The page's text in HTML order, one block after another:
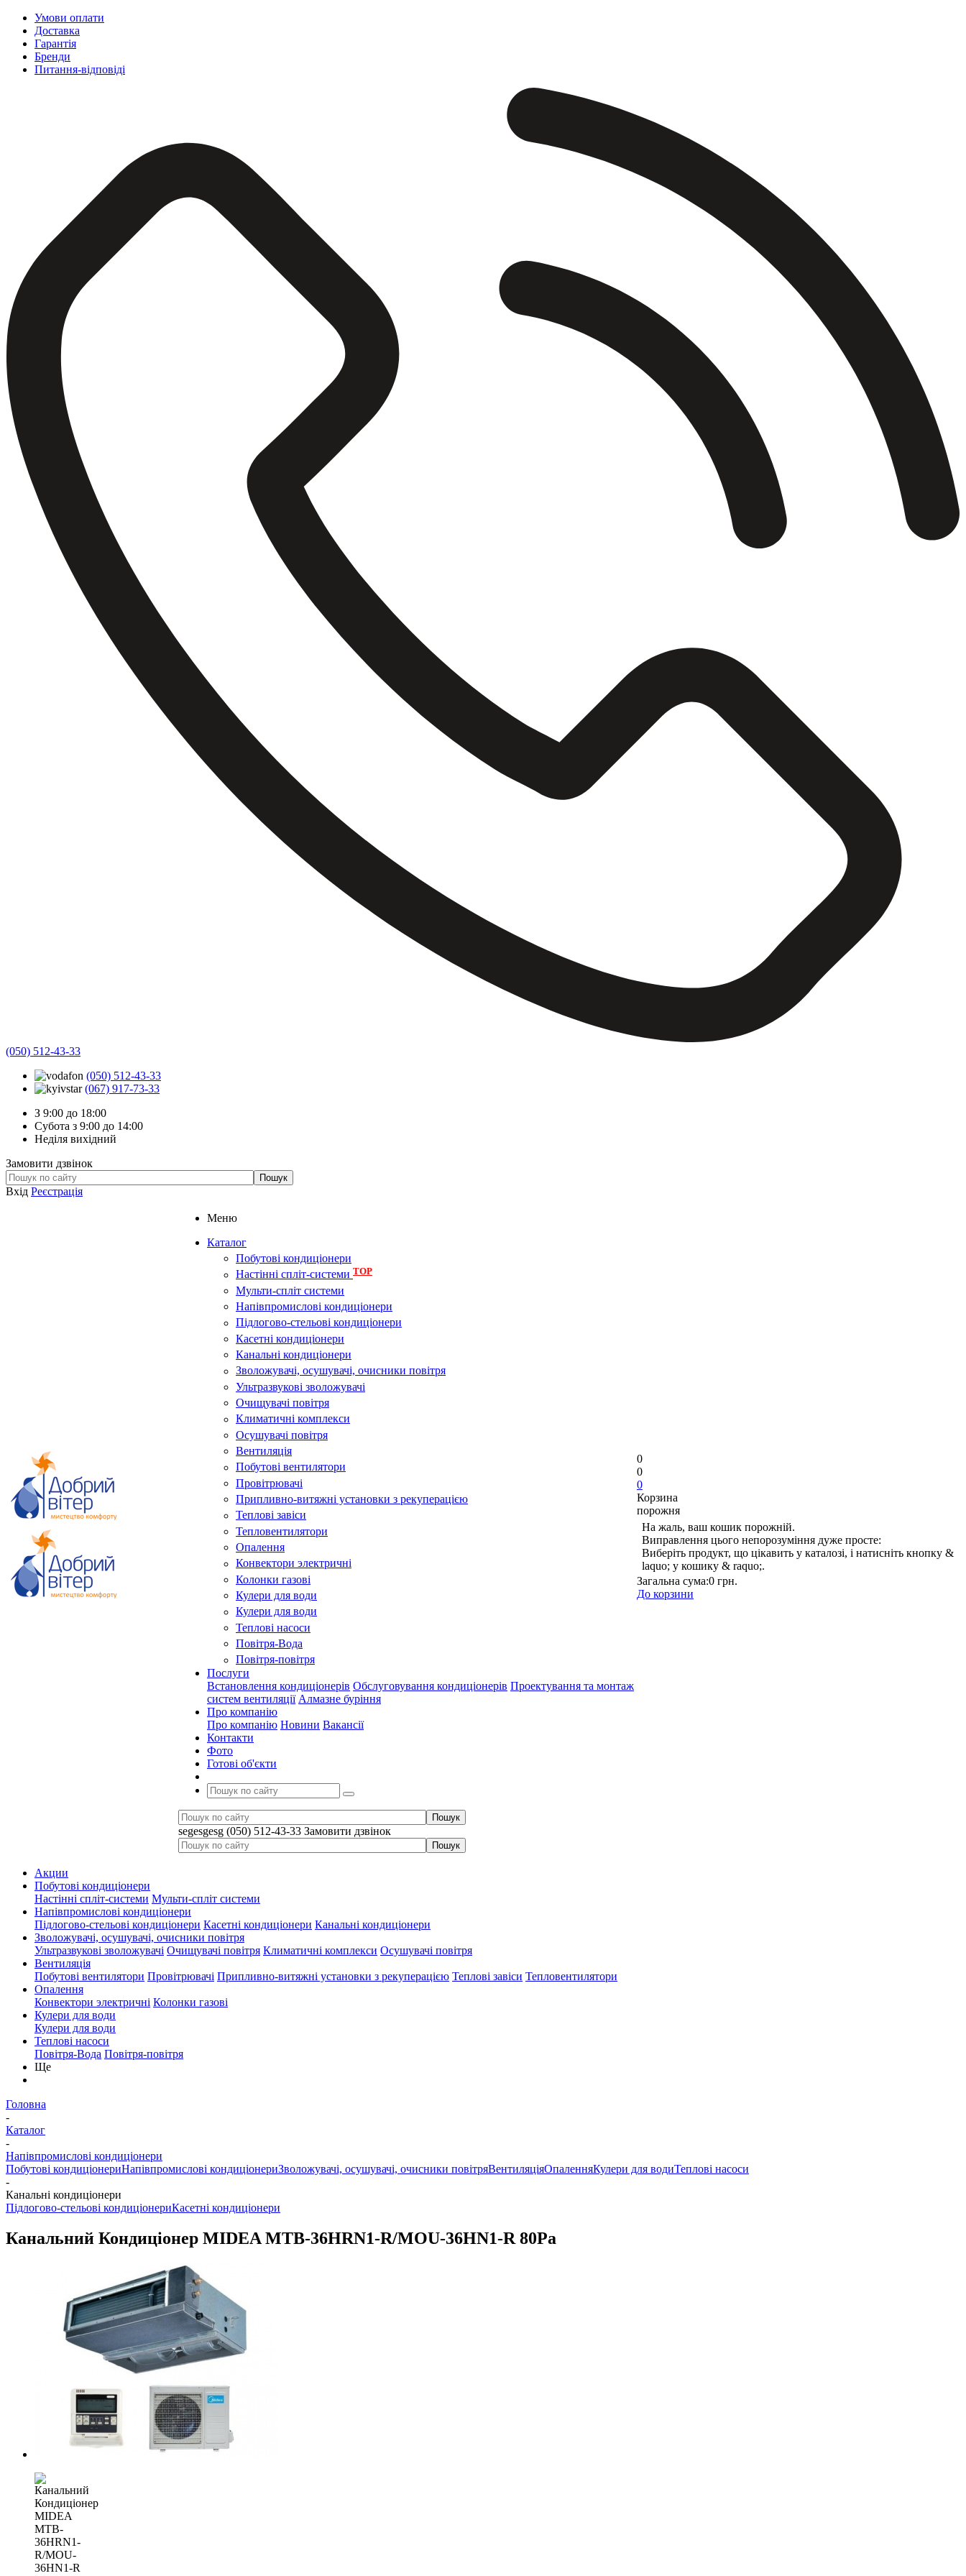
Умови оплати
Доставка
Гарантія
Бренди
Питання-відповіді
(050) 512-43-33
(050) 512-43-33
(067) 917-73-33
З 9:00 до 18:00
Субота з 9:00 до 14:00
Неділя вихідний
Замовити дзвінок
Вхід Реєстрація
Меню
Каталог
Побутові кондиціонери
Настінні спліт-системи TOP
Мульти-спліт системи
Напівпромислові кондиціонери
Підлогово-стельові кондиціонери
Касетні кондиціонери
Канальні кондиціонери
Зволожувачі, осушувачі, очисники повітря
Ультразвукові зволожувачі
Очищувачі повітря
Климатичні комплекси
Осушувачі повітря
Вентиляція
Побутові вентилятори
Провітрювачі
Припливно-витяжні установки з рекуперацією
Теплові завіси
Тепловентилятори
Опалення
Конвектори электричні
Колонки газові
Кулери для води
Кулери для води
Теплові насоси
Повітря-Вода
Повітря-повітря
Послуги
Встановлення кондиціонерів Обслуговування кондиціонерів Проектування та монтаж
систем вентиляції Алмазне буріння
Про компанію
Про компанію Новини Вакансії
Контакти
Фото
Готові об'єкти
segesgesg (050) 512-43-33 Замовити дзвінок
0
0
0
Корзина
порожня
На жаль, ваш кошик порожній.
Виправлення цього непорозуміння дуже просте:
Виберіть продукт, що цікавить у каталозі, і натисніть кнопку &
laquo; у кошику & raquo;.
Загальна сума:0 грн.
До корзини
Акции
Побутові кондиціонери
Настінні спліт-системи Мульти-спліт системи
Напівпромислові кондиціонери
Підлогово-стельові кондиціонери Касетні кондиціонери Канальні кондиціонери
Зволожувачі, осушувачі, очисники повітря
Ультразвукові зволожувачі Очищувачі повітря Климатичні комплекси Осушувачі повітря
Вентиляція
Побутові вентилятори Провітрювачі Припливно-витяжні установки з рекуперацією Теплові завіси Тепловентилятори
Опалення
Конвектори электричні Колонки газові
Кулери для води
Кулери для води
Теплові насоси
Повітря-Вода Повітря-повітря
Ще
Головна
-
Каталог
-
Напівпромислові кондиціонери
Побутові кондиціонериНапівпромислові кондиціонериЗволожувачі, осушувачі, очисники повітряВентиляціяОпаленняКулери для водиТеплові насоси
-
Канальні кондиціонери
Підлогово-стельові кондиціонериКасетні кондиціонери
Канальний Кондиціонер MIDEA MTB-36HRN1-R/MOU-36HN1-R 80Pа